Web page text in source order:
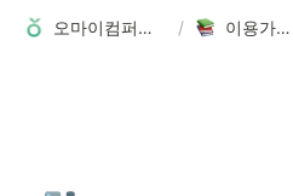
오마이컴퍼니 홈 / 이용가이드